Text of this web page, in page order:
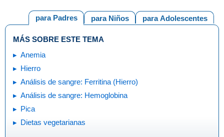
para Adolescentes
para Niños
para Padres
MÁS SOBRE ESTE TEMA
Anemia
Hierro
Análisis de sangre: Ferritina (Hierro)
Análisis de sangre: Hemoglobina
Pica
Dietas vegetarianas